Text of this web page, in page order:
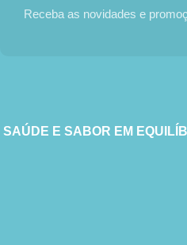
Receba as novidades e
SAÚDE E SABOR EM